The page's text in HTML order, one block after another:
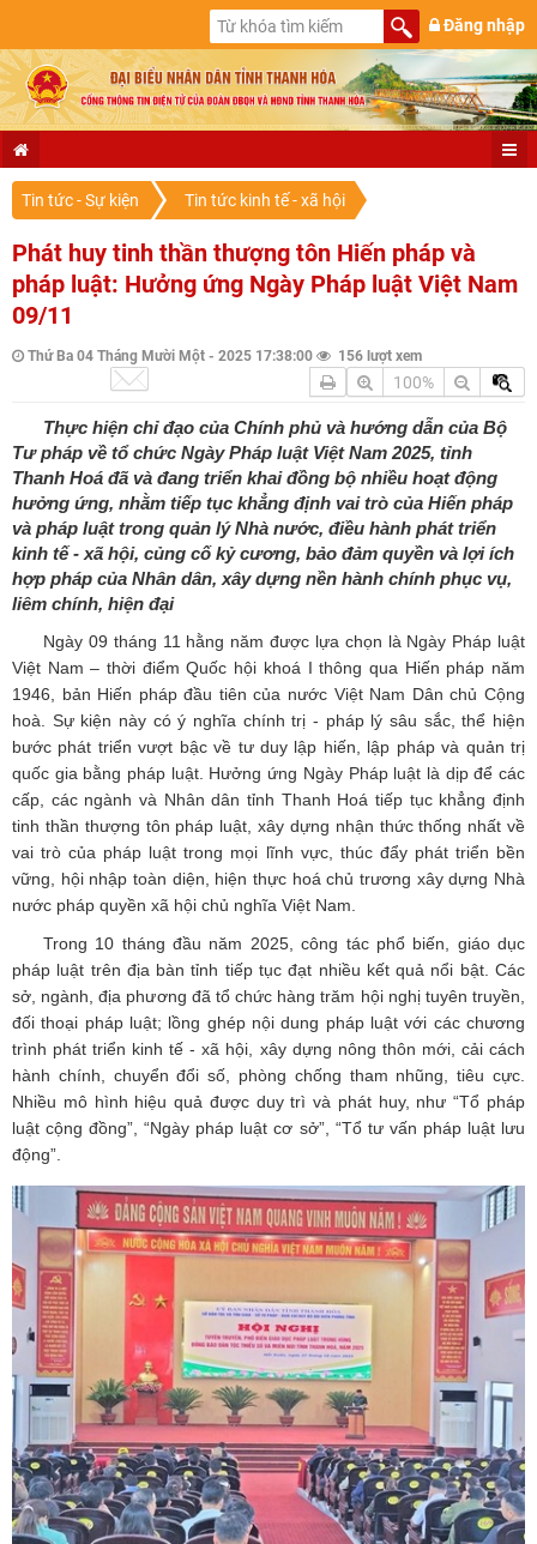
Đăng nhập
Tin tức - Sự kiện Tin tức kinh tế - xã hội
Phát huy tinh thần thượng tôn Hiến pháp và
pháp luật: Hưởng ứng Ngày Pháp luật Việt Nam
09/11
Thứ Ba 04 Tháng Mười Một - 2025 17:38:00 156 lượt xem
100%
Thực hiện chỉ đạo của Chính phủ và hướng dẫn của Bộ
Tư pháp về tổ chức Ngày Pháp luật Việt Nam 2025, tỉnh
Thanh Hoá đã và đang triển khai đồng bộ nhiều hoạt động
hưởng ứng, nhằm tiếp tục khẳng định vai trò của Hiến pháp
và pháp luật trong quản lý Nhà nước, điều hành phát triển
kinh tế - xã hội, củng cố kỷ cương, bảo đảm quyền và lợi ích
hợp pháp của Nhân dân, xây dựng nền hành chính phục vụ,
liêm chính, hiện đại
Ngày 09 tháng 11 hằng năm được lựa chọn là Ngày Pháp luật
Việt Nam – thời điểm Quốc hội khoá I thông qua Hiến pháp năm
1946, bản Hiến pháp đầu tiên của nước Việt Nam Dân chủ Cộng
hoà. Sự kiện này có ý nghĩa chính trị - pháp lý sâu sắc, thể hiện
bước phát triển vượt bậc về tư duy lập hiến, lập pháp và quản trị
quốc gia bằng pháp luật. Hưởng ứng Ngày Pháp luật là dịp để các
cấp, các ngành và Nhân dân tỉnh Thanh Hoá tiếp tục khẳng định
tinh thần thượng tôn pháp luật, xây dựng nhận thức thống nhất về
vai trò của pháp luật trong mọi lĩnh vực, thúc đẩy phát triển bền
vững, hội nhập toàn diện, hiện thực hoá chủ trương xây dựng Nhà
nước pháp quyền xã hội chủ nghĩa Việt Nam.
Trong 10 tháng đầu năm 2025, công tác phổ biến, giáo dục
pháp luật trên địa bàn tỉnh tiếp tục đạt nhiều kết quả nổi bật. Các
sở, ngành, địa phương đã tổ chức hàng trăm hội nghị tuyên truyền,
đối thoại pháp luật; lồng ghép nội dung pháp luật với các chương
trình phát triển kinh tế - xã hội, xây dựng nông thôn mới, cải cách
hành chính, chuyển đổi số, phòng chống tham nhũng, tiêu cực.
Nhiều mô hình hiệu quả được duy trì và phát huy, như “Tổ pháp
luật cộng đồng”, “Ngày pháp luật cơ sở”, “Tổ tư vấn pháp luật lưu
động”.